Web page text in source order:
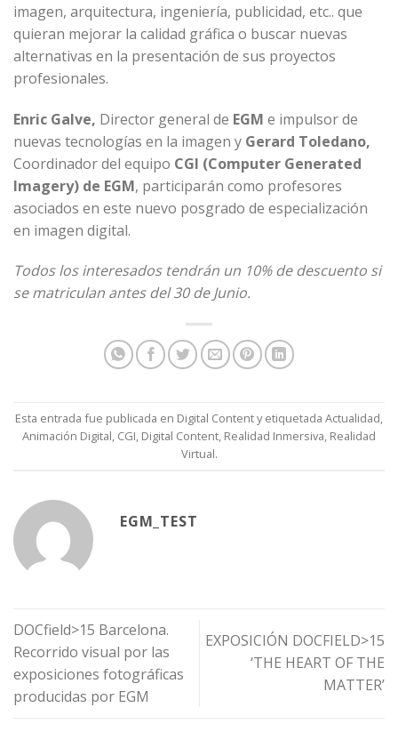
imagen, arquitectura, ingeniería, publicidad, etc.. que
quieran mejorar la calidad gráfica o buscar nuevas
alternativas en la presentación de sus proyectos
profesionales.
Enric Galve, Director general de EGM e impulsor de
nuevas tecnologías en la imagen y Gerard Toledano,
Coordinador del equipo CGI (Computer Generated
Imagery) de EGM, participarán como profesores
asociados en este nuevo posgrado de especialización
en imagen digital.
Todos los interesados tendrán un 10% de descuento si
se matriculan antes del 30 de Junio.
Esta entrada fue publicada en Digital Contenty etiquetada Actualidad,
Animación Digital, CGI, Digital Content, Realidad Inmersiva, Realidad
Virtual.
EGM_TEST
DOCfield>15 Barcelona.
Recorrido visual por las
exposiciones fotográficas
producidas por EGM
EXPOSICIÓN DOCFIELD>15
‘THE HEART OF THE
MATTER’